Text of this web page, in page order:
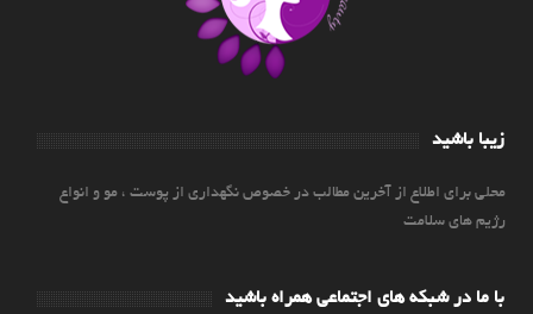
زیبا باشید
محلی برای اطلاع از آخرین مطالب در خصوص نگهداری از پوست ، مو و انواع
رژیم های سلامت
با ما در شبکه های اجتماعی همراه باشید